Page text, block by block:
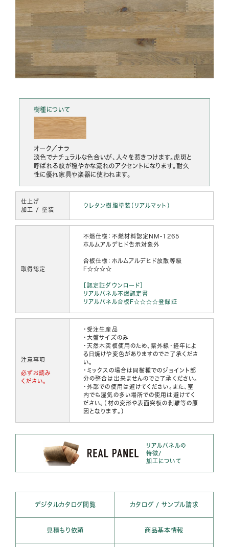
樹種について
オーク／ナラ
淡色でナチュラルな色合いが、人々を惹きつけます。虎斑と
呼ばれる紋が穏やかな流れのアクセントになります。耐久
性に優れ家具や楽器に使われます。
仕上げ
加工 / 塗装
ウレタン樹脂塗装（リアルマット）
取得認定
不燃仕様：不燃材料認定NM-1265
ホルムアルデヒド告示対象外
合板仕様：ホルムアルデヒド放散等級
F☆☆☆☆
［認定証ダウンロード］
リアルパネル不燃認定書
リアルパネル合板F☆☆☆☆登録証
注意事項
必ずお読み
ください。
・受注生産品
・大盤サイズのみ
・天然木突板使用のため、紫外線・経年によ
る日焼けや変色がありますのでご了承くださ
い。
・ミックスの場合は同樹種でのジョイント部
分の整合は出来ませんのでご了承ください。
・外部での使用は避けてください。また、室
内でも湿気の多い場所での使用は避けてく
ださい。（材の変形や表面突板の剥離等の原
因となります。）
リアルパネルの
特徴/
加工について
デジタルカタログ閲覧 カタログ / サンプル請求
見積もり依頼 商品基本情報